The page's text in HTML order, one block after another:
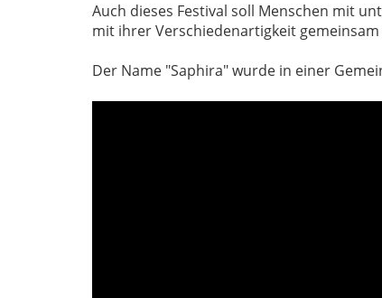
Auch dieses Festival soll Menschen mit
mit ihrer Verschiedenartigkeit
Der Name "Saphira" wurde in einer